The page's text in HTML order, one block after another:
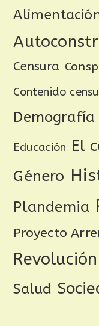
Censura
Contenido
Demografía
Educación El
Género
Plandemia
Proyecto
Salud